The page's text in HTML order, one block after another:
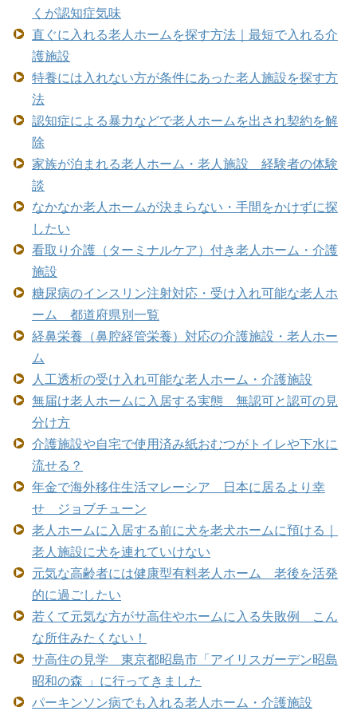
くが認知症気味
直ぐに入れる老人ホームを探す方法｜最短で入れる介
護施設
特養には入れない方が条件にあった老人施設を探す方
法
認知症による暴力などで老人ホームを出され契約を解
除
家族が泊まれる老人ホーム・老人施設 経験者の体験
談
なかなか老人ホームが決まらない・手間をかけずに探
したい
看取り介護（ターミナルケア）付き老人ホーム・介護
施設
糖尿病のインスリン注射対応・受け入れ可能な老人ホ
ーム 都道府県別一覧
経鼻栄養（鼻腔経管栄養）対応の介護施設・老人ホー
ム
人工透析の受け入れ可能な老人ホーム・介護施設
無届け老人ホームに入居する実態 無認可と認可の見
分け方
介護施設や自宅で使用済み紙おむつがトイレや下水に
流せる？
年金で海外移住生活マレーシア 日本に居るより幸
せ ジョブチューン
老人ホームに入居する前に犬を老犬ホームに預ける｜
老人施設に犬を連れていけない
元気な高齢者には健康型有料老人ホーム 老後を活発
的に過ごしたい
若くて元気な方がサ高住やホームに入る失敗例 こん
な所住みたくない！
サ高住の見学 東京都昭島市「アイリスガーデン昭島
昭和の森 」に行ってきました
パーキンソン病でも入れる老人ホーム・介護施設